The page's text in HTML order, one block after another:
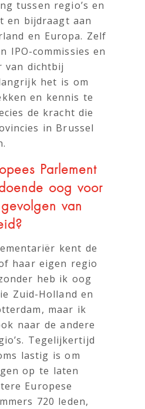
tussen regio’s en
en bijdraagt aan
en Europa. Zelf
IPO-commissies en
van dichtbij
het is om
en kennis te
de kracht die
in Brussel
Parlement
oog voor
van
kent de
haar eigen regio
heb ik oog
Zuid-Holland en
maar ik
naar de andere
Tegelijkertijd
lastig is om
op te laten
Europese
720 leden,